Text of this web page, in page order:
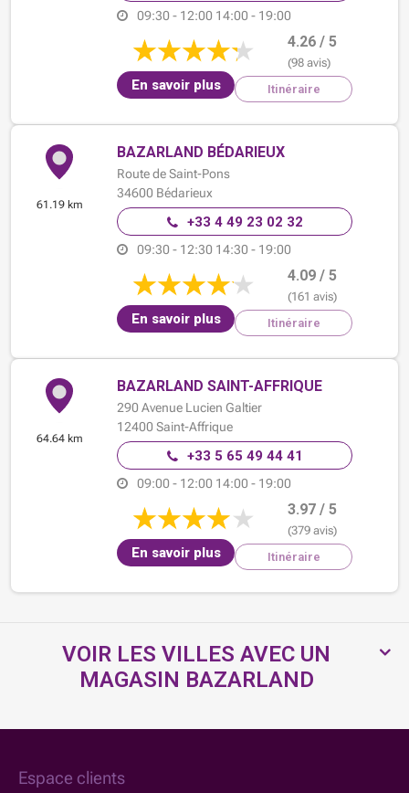
09:30 - 12:00 14:00 - 19:00
4.26 / 5
(98 avis)
En savoir plus Itinéraire
61.19 km
BAZARLAND BÉDARIEUX
Route de Saint-Pons
34600 Bédarieux
+33 4 49 23 02 32
09:30 - 12:30 14:30 - 19:00
4.09 / 5
(161 avis)
En savoir plus Itinéraire
64.64 km
BAZARLAND SAINT-AFFRIQUE
290 Avenue Lucien Galtier
12400 Saint-Affrique
+33 5 65 49 44 41
09:00 - 12:00 14:00 - 19:00
3.97 / 5
(379 avis)
En savoir plus Itinéraire
VOIR LES VILLES AVEC UN
MAGASIN BAZARLAND
Espace clients